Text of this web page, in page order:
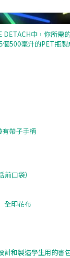
DETACH中，你所
500毫升的PET瓶
有帶子手柄
口袋）
全印花布
計和製造學生用的